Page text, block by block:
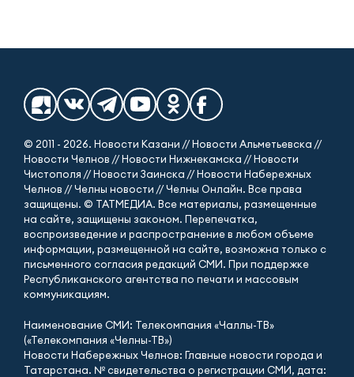
© 2011 - 2026. Новости Казани // Новости Альметьевска //
Новости Челнов // Новости Нижнекамска // Новости
Чистополя // Новости Заинска // Новости Набережных
Челнов // Челны новости // Челны Онлайн. Все права
защищены. © ТАТМЕДИА. Все материалы, размещенные
на сайте, защищены законом. Перепечатка,
воспроизведение и распространение в любом объеме
информации, размещенной на сайте, возможна только с
письменного согласия редакций СМИ. При поддержке
Республиканского агентства по печати и массовым
коммуникациям.
Наименование СМИ: Телекомпания «Чаллы-ТВ»
(«Телекомпания «Челны-ТВ»)
Новости Набережных Челнов: Главные новости города и
Татарстана. № свидетельства о регистрации СМИ, дата: